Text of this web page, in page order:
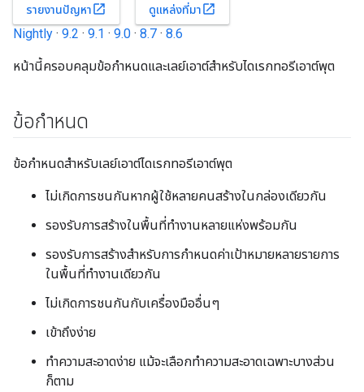
รายงานปัญหาopen_in_new ดูแหล่งที่มาopen_in_new
Nightly · 9.2 · 9.1 · 9.0 · 8.7 · 8.6
หน้านี้ครอบคลุมข้อกำหนดและเลย์เอาต์สำหรับไดเรกทอรีเอาต์พุต
ข้อกำหนด
ข้อกำหนดสำหรับเลย์เอาต์ไดเรกทอรีเอาต์พุต
ไม่เกิดการชนกันหากผู้ใช้หลายคนสร้างในกล่องเดียวกัน
รองรับการสร้างในพื้นที่ทำงานหลายแห่งพร้อมกัน
รองรับการสร้างสำหรับการกำหนดค่าเป้าหมายหลายรายการ
ในพื้นที่ทำงานเดียวกัน
ไม่เกิดการชนกันกับเครื่องมืออื่นๆ
เข้าถึงง่าย
ทำความสะอาดง่าย แม้จะเลือกทำความสะอาดเฉพาะบางส่วน
ก็ตาม